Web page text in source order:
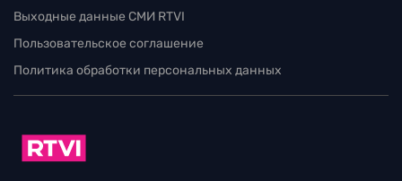
Выходные данные СМИ RTVI
Пользовательское соглашение
Политика обработки персональных данных